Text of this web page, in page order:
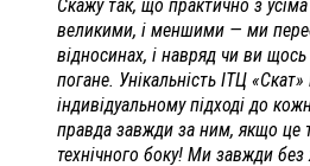
Скажу так, що практично з
великими, і меншими — ми
відносинах, і навряд чи ви
погане. Унікальність ІТЦ
індивідуальному підході до
правда завжди за ним, якщо це
технічного боку! Ми завжди